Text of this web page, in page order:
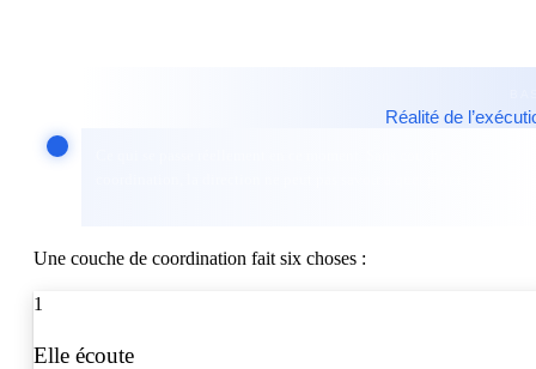
Réalité de
Une couche de coordination fait six choses :
1
Elle écoute